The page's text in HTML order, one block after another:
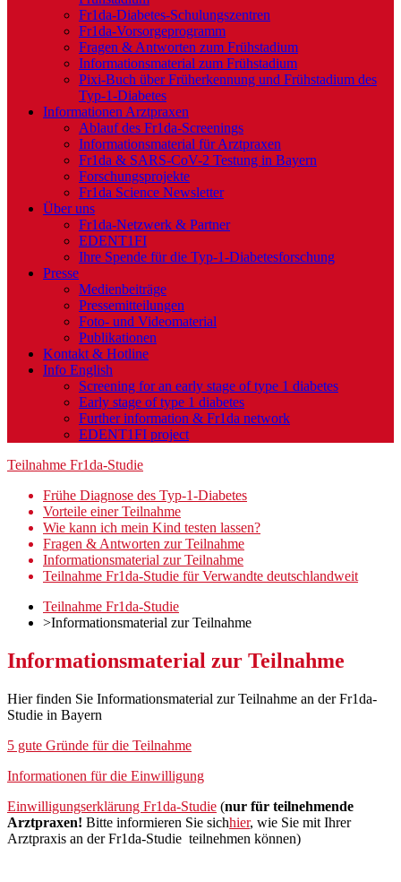
Fr1da-Diabetes-Schulungszentren
Fr1da-Vorsorgeprogramm
Fragen & Antworten zum Frühstadium
Informationsmaterial zum Frühstadium
Pixi-Buch über Früherkennung und Frühstadium des
Typ-1-Diabetes
Informationen Arztpraxen
Ablauf des Fr1da-Screenings
Informationsmaterial für Arztpraxen
Fr1da & SARS-CoV-2 Testung in Bayern
Forschungsprojekte
Fr1da Science Newsletter
Über uns
Fr1da-Netzwerk & Partner
EDENT1FI
Ihre Spende für die Typ-1-Diabetesforschung
Presse
Medienbeiträge
Pressemitteilungen
Foto- und Videomaterial
Publikationen
Kontakt & Hotline
Info English
Screening for an early stage of type 1 diabetes
Early stage of type 1 diabetes
Further information & Fr1da network
EDENT1FI project
Teilnahme Fr1da-Studie
Frühe Diagnose des Typ-1-Diabetes
Vorteile einer Teilnahme
Wie kann ich mein Kind testen lassen?
Fragen & Antworten zur Teilnahme
Informationsmaterial zur Teilnahme
Teilnahme Fr1da-Studie für Verwandte deutschlandweit
Teilnahme Fr1da-Studie
>Informationsmaterial zur Teilnahme
Informationsmaterial zur Teilnahme
Hier finden Sie Informationsmaterial zur Teilnahme an der Fr1da-
Studie in Bayern
5 gute Gründe für die Teilnahme
Informationen für die Einwilligung
Einwilligungserklärung Fr1da-Studie (nur für teilnehmende
Arztpraxen! Bitte informieren Sie sichhier, wie Sie mit Ihrer
Arztpraxis an der Fr1da-Studie teilnehmen können)